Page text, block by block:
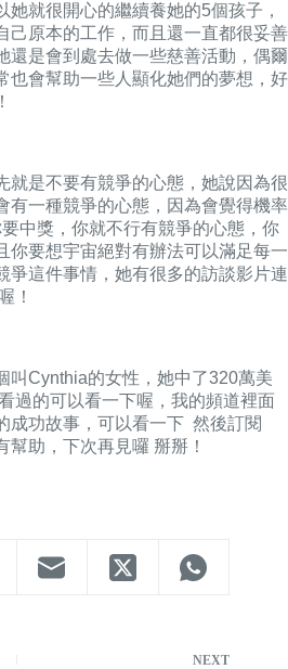
她就很開心的繼續養她的5個孩子，
己原本的工作，而且還一直都很妥善
還是會到處去做一些慈善活動，偶爾
也會幫助一些人顯化她們的夢想，好
就是不要有競爭的心態，她說因為很
有一種競爭的心態，因為會覺得機率
中獎，你就不行有競爭的心態，你
你要想宇宙絕對有辦法可以滿足每一
爭這件事情，她有很多的訪談影片連
！
叫Cynthia的女性，她中了320萬美
過的可以看一下喔，我的頻道裡面
成功故事，可以看一下 然後訂閱
助，下次再見囉 掰掰！
NEXT